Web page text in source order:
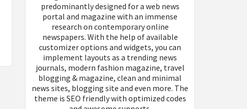
predominantly designed for a web news
portal and magazine with an immense
research on contemporary online
newspapers. With the help of available
customizer options and widgets, you can
implement layouts as a trending news
journals, modern fashion magazine, travel
blogging & magazine, clean and minimal
news sites, blogging site and even more. The
theme is SEO friendly with optimized codes